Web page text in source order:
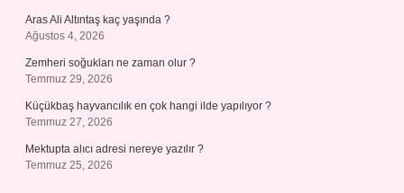
Aras Ali Altıntaş kaç yaşında ?
Ağustos 4, 2026
Zemheri soğukları ne zaman olur ?
Temmuz 29, 2026
Küçükbaş hayvancılık en çok hangi ilde yapılıyor ?
Temmuz 27, 2026
Mektupta alıcı adresi nereye yazılır ?
Temmuz 25, 2026